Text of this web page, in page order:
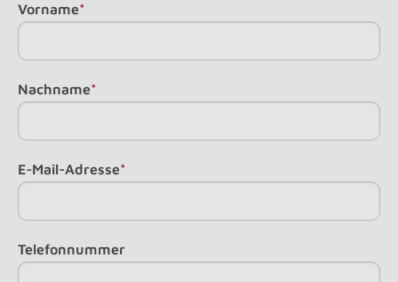
Vorname*
Nachname*
E-Mail-Adresse*
Telefonnummer